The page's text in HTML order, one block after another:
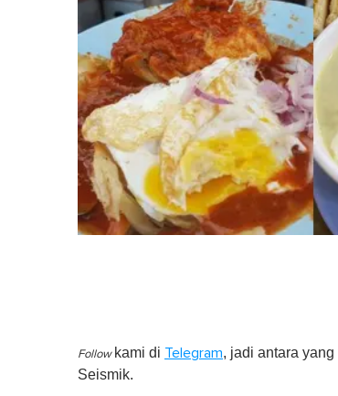
Follow kami di Telegram, jadi antara
Seismik.